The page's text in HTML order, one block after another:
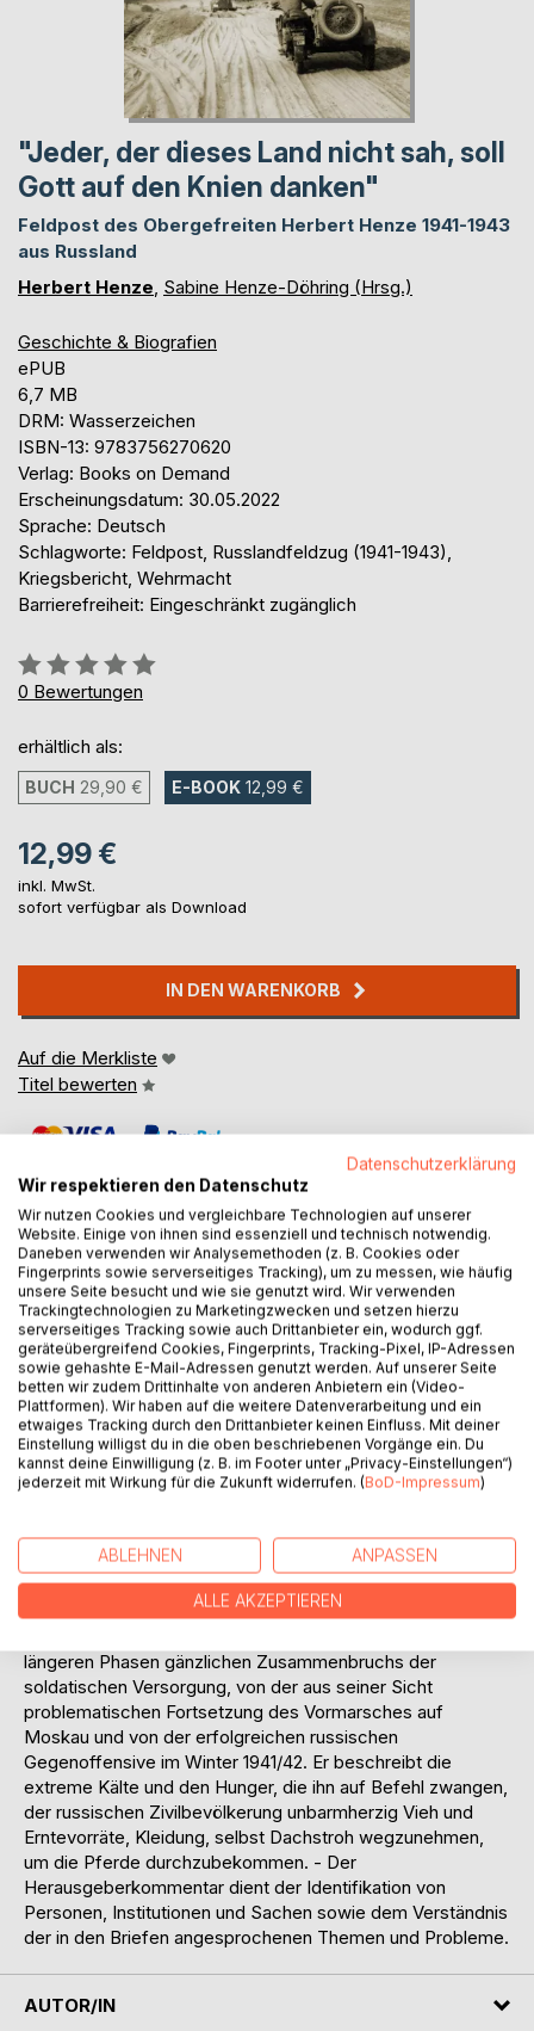
"Jeder, der dieses Land nicht sah, soll
Gott auf den Knien danken"
Feldpost des Obergefreiten Herbert Henze 1941-1943
aus Russland
Herbert Henze Sabine Henze-Döhring (Hrsg.)
Geschichte & Biografien
ePUB
6,7 MB
DRM: Wasserzeichen
ISBN-13: 9783756270620
Verlag: Books on Demand
Erscheinungsdatum: 30.05.2022
Sprache: Deutsch
Schlagworte: Feldpost, Russlandfeldzug (1941-1943),
Kriegsbericht, Wehrmacht
Barrierefreiheit: Eingeschränkt zugänglich
Bewertung::
0%
0 Bewertungen
erhältlich als:
BUCH 29,90 € E-BOOK 12,99 €
12,99 €
inkl. MwSt.
sofort verfügbar als Download
IN DEN WARENKORB
Auf die Merkliste
Titel bewerten
BESCHREIBUNG
272 Feldpostbriefe und -karten, 46 Abbildungen von
Postkarten, originalen Fotos, eigenhändigen Zeichnungen
und Dokumenten des Obergefreiten der 131. Infanterie-
Division, Heeresgruppe Mitte, erzählen vom deutsch-
sowjetischen Krieg: vom Kriegsalltag mit seinen Strapazen,
Zumutungen und seelischen Nöten. Herbert Henze, von
Beruf Buch- und Kunsthändler, war ein eloquenter
er nicht begeistert in den Krieg, doch war auch er ein Kind
seiner Zeit: überzeugt von der Überlegenheit Deutschlands
als Kulturnation. Anfänglich an den propagierten Blitzkrieg
glaubend, kamen ihm angesichts der Realität vor Ort
längeren Phasen gänzlichen Zusammenbruchs der
soldatischen Versorgung, von der aus seiner Sicht
problematischen Fortsetzung des Vormarsches auf
Moskau und von der erfolgreichen russischen
Gegenoffensive im Winter 1941/42. Er beschreibt die
extreme Kälte und den Hunger, die ihn auf Befehl zwangen,
der russischen Zivilbevölkerung unbarmherzig Vieh und
Erntevorräte, Kleidung, selbst Dachstroh wegzunehmen,
um die Pferde durchzubekommen. - Der
Herausgeberkommentar dient der Identifikation von
Personen, Institutionen und Sachen sowie dem Verständnis
der in den Briefen angesprochenen Themen und Probleme.
AUTOR/IN
Datenschutzerklärung
Wir respektieren den Datenschutz
Wir nutzen Cookies und vergleichbare Technologien auf unserer
Website. Einige von ihnen sind essenziell und technisch notwendig.
Daneben verwenden wir Analysemethoden (z. B. Cookies oder
Fingerprints sowie serverseitiges Tracking), um zu messen, wie häufig
unsere Seite besucht und wie sie genutzt wird. Wir verwenden
Trackingtechnologien zu Marketingzwecken und setzen hierzu
serverseitiges Tracking sowie auch Drittanbieter ein, wodurch ggf.
geräteübergreifend Cookies, Fingerprints, Tracking-Pixel, IP-Adressen
sowie gehashte E-Mail-Adressen genutzt werden. Auf unserer Seite
betten wir zudem Drittinhalte von anderen Anbietern ein (Video-
Plattformen). Wir haben auf die weitere Datenverarbeitung und ein
etwaiges Tracking durch den Drittanbieter keinen Einfluss. Mit deiner
Einstellung willigst du in die oben beschriebenen Vorgänge ein. Du
kannst deine Einwilligung (z. B. im Footer unter „Privacy-Einstellungen“)
jederzeit mit Wirkung für die Zukunft widerrufen. (BoD-Impressum)
ABLEHNEN ANPASSEN
ALLE AKZEPTIEREN